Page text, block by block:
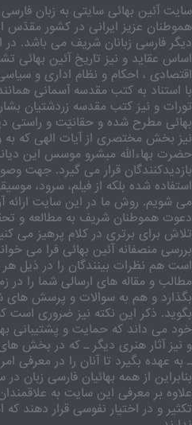
سایت آئین بهائی سایتی به زبان
هموطنان عزیز ایرانی در کشور مقدّس
دیگر فارسی زبانان شریف می باشد.
اساس عقاید و نیز تاریخ آئین بهائی
اقتصادی ، احکام و نظام اداری و
با استناد به کتب مقدسه آسمانی
تورات و نیز کتب مقدسه زردشتیان
بهائی مطرح شده و حقانیّت و راستی
نیز بخش مختصری از آیات الهی که
حضرت بهاءالله مبشرو موسس این
بازدیدکنندگان قرار می گیرد. جهت
استفاده شده بلکه از فیلم، سرود،
می شویم. روش ما در این سایت
دعوت هموطنان شریف به مطالعه و
تلاش برای برتری در کلام پرهیز می
بررسی منصفانه آئین بهائی فرا می
است هم نظرات بینندگان را در ذیل
مطالب و مقاله های ارسالی شما را در
بگذارد و هم به سوالات و پرسش های
بگوید. ذکر این نکته نیز ضروری است
خود می داند که حمایت و پشتیبانی
و نیز آثار هنری دیگر ـ که در بخش
ـ به عهده بگیرد تا آنان را در معرفی
بنابراین از همه بهائیان فارسی زبان
علاوه بر معرفی این سایت به
تکثیر و در اختیار نفوسی قرار دهند که